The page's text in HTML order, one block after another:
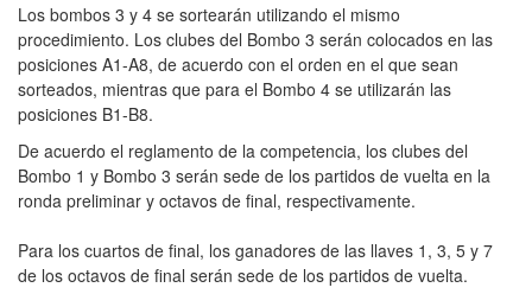
Los bombos 3 y 4 se sortearán utilizando el mismo
procedimiento. Los clubes del Bombo 3 serán colocados en las
posiciones A1-A8, de acuerdo con el orden en el que sean
sorteados, mientras que para el Bombo 4 se utilizarán las
posiciones B1-B8.
De acuerdo el reglamento de la competencia, los clubes del
Bombo 1 y Bombo 3 serán sede de los partidos de vuelta en la
ronda preliminar y octavos de final, respectivamente.
Para los cuartos de final, los ganadores de las llaves 1, 3, 5 y 7
de los octavos de final serán sede de los partidos de vuelta.